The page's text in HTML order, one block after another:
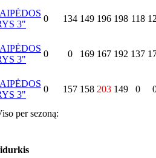
3"
0 134 149 196 198 118
3"
0 0 169 167 192 137
3"
0 157 158 203 149 0
per sezoną: